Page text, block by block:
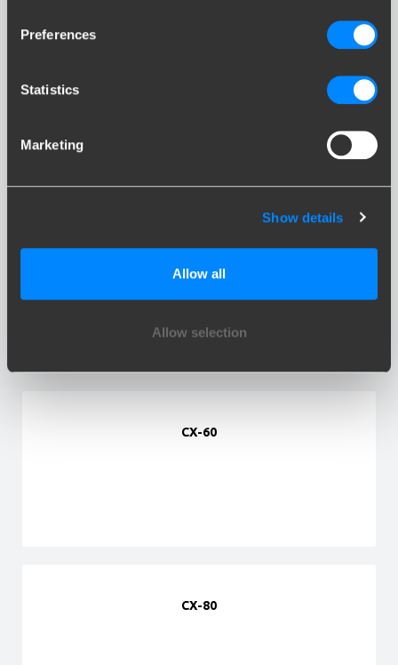
Preferences
Statistics
Marketing
Show details
Allow all
Allow selection
CX-60
CX-80